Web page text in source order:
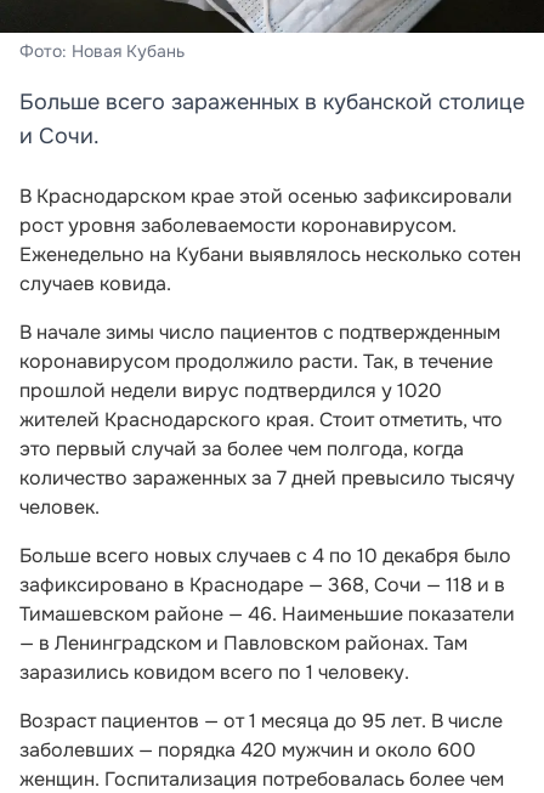
Фото: Новая Кубань
Больше всего зараженных в кубанской столице
и Сочи.
В Краснодарском крае этой осенью зафиксировали
рост уровня заболеваемости коронавирусом.
Еженедельно на Кубани выявлялось несколько сотен
случаев ковида.
В начале зимы число пациентов с подтвержденным
коронавирусом продолжило расти. Так, в течение
прошлой недели вирус подтвердился у 1020
жителей Краснодарского края. Стоит отметить, что
это первый случай за более чем полгода, когда
количество зараженных за 7 дней превысило тысячу
человек.
Больше всего новых случаев с 4 по 10 декабря было
зафиксировано в Краснодаре — 368, Сочи — 118 и в
Тимашевском районе — 46. Наименьшие показатели
— в Ленинградском и Павловском районах. Там
заразились ковидом всего по 1 человеку.
Возраст пациентов — от 1 месяца до 95 лет. В числе
заболевших — порядка 420 мужчин и около 600
женщин. Госпитализация потребовалась более чем